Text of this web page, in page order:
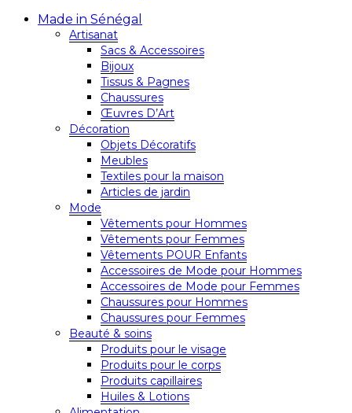
Made in Sénégal
Artisanat
Sacs & Accessoires
Bijoux
Tissus & Pagnes
Chaussures
Œuvres D’Art
Décoration
Objets Décoratifs
Meubles
Textiles pour la maison
Articles de jardin
Mode
Vêtements pour Hommes
Vêtements pour Femmes
Vêtements POUR Enfants
Accessoires de Mode pour Hommes
Accessoires de Mode pour Femmes
Chaussures pour Hommes
Chaussures pour Femmes
Beauté & soins
Produits pour le visage
Produits pour le corps
Produits capillaires
Huiles & Lotions